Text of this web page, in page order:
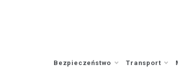
Bezpieczeństwo Transport